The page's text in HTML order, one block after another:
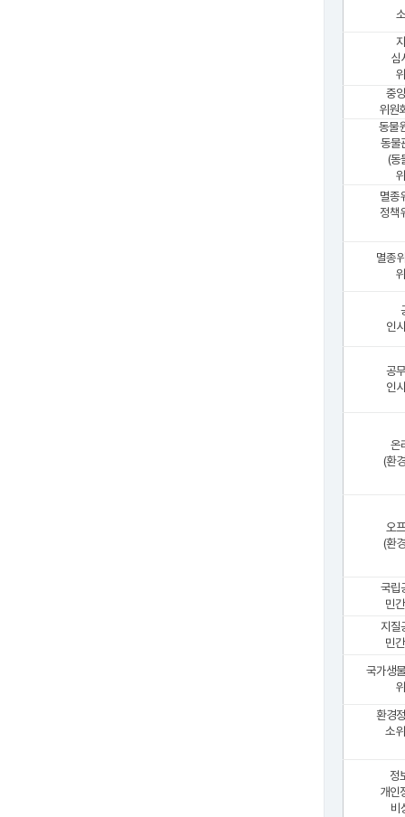
심
중
위원
동물
동물
(동
멸종
정책
멸종
인
공
인
온
(환
오
(환
국립
민
지질
민
국가생
환경
소
정
개인
비